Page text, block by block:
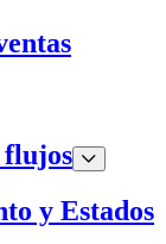
flujos
y Estados